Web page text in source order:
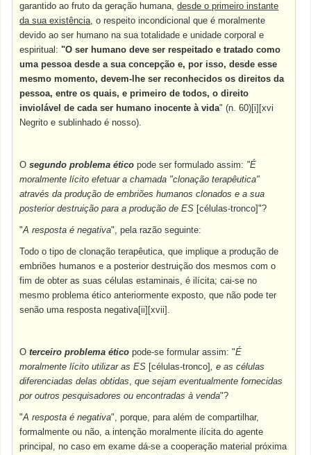
garantido ao fruto da geração humana,desde o primeiro instante
da sua existência, o respeito incondicional que é moralmente
devido ao ser humano na sua totalidade e unidade corporal e
espiritual:"O ser humano deve ser respeitado e tratado como
uma pessoa desde a sua concepção e, por isso, desde esse
mesmo momento, devem-lhe ser reconhecidos os direitos da
pessoa, entre os quais, e primeiro de todos, o direito
inviolável de cada ser humano inocente à vida" (n. 60)[i][xvi
Negrito e sublinhado é nosso).
Osegundo problema ético pode ser formulado assim: "É
moralmente lícito efetuar a chamada "clonação terapêutica"
através da produção de embriões humanos clonados e a sua
posterior destruição para a produção de ES [células-tronco]"?
"A resposta é negativa", pela razão seguinte:
Todo o tipo de clonação terapêutica, que implique a produção de
embriões humanos e a posterior destruição dos mesmos com o
fim de obter as suas células estaminais, é ilícita; cai-se no
mesmo problema ético anteriormente exposto, que não pode ter
senão uma resposta negativa[ii][xvii].
Oterceiro problema ético pode-se formular assim: "É
moralmente lícito utilizar as ES [células-tronco], e as células
diferenciadas delas obtidas, que sejam eventualmente fornecidas
por outros pesquisadores ou encontradas à venda"?
"A resposta é negativa", porque, para além de compartilhar,
formalmente ou não, a intenção moralmente ilícita do agente
principal, no caso em exame dá-se a cooperação material próxima